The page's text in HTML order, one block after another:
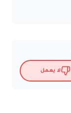
لا يعمل